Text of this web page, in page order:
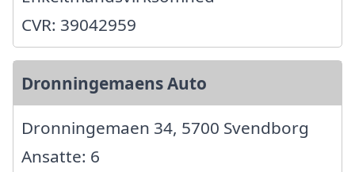
CVR: 39042959
Dronningemaens Auto
Dronningemaen 34, 5700 Svendborg
Ansatte: 6